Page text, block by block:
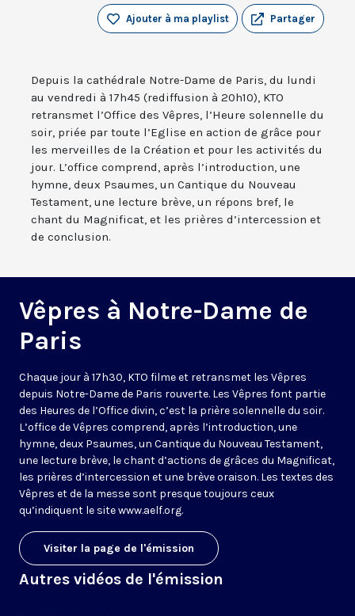
Partager
Ajouter à ma playlist
Depuis la cathédrale Notre-Dame de Paris, du lundi
au vendredi à 17h45 (rediffusion à 20h10), KTO
retransmet l’Office des Vêpres, l’Heure solennelle du
soir, priée par toute l’Eglise en action de grâce pour
les merveilles de la Création et pour les activités du
jour. L’office comprend, après l’introduction, une
hymne, deux Psaumes, un Cantique du Nouveau
Testament, une lecture brève, un répons bref, le
chant du Magnificat, et les prières d’intercession et
de conclusion.
Vêpres à Notre-Dame de
Paris
Chaque jour à 17h30, KTO filme et retransmet les Vêpres
depuis Notre-Dame de Paris rouverte. Les Vêpres font partie
des Heures de l’Office divin, c’est la prière solennelle du soir.
L’office de Vêpres comprend, après l’introduction, une
hymne, deux Psaumes, un Cantique du Nouveau Testament,
une lecture brève, le chant d’actions de grâces du Magnificat,
les prières d’intercession et une brève oraison. Les textes des
Vêpres et de la messe sont presque toujours ceux
qu’indiquent le sitewww.aelf.org.
Visiter la page de l'émission
Autres vidéos de l'émission